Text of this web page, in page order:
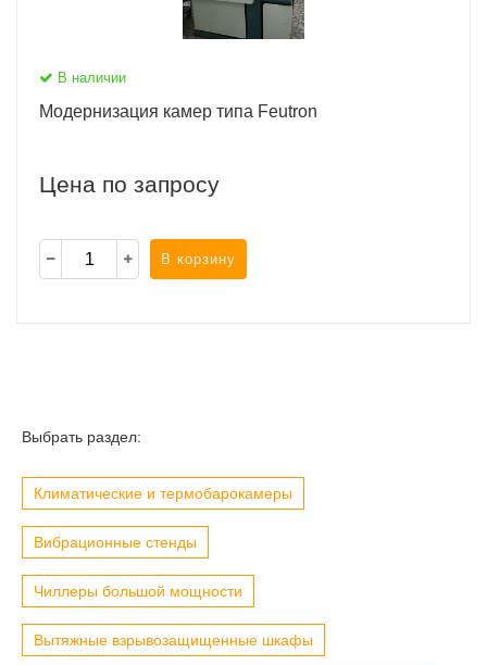
В наличии
Модернизация камер типа Feutron
Цена по запросу
В корзину
Выбрать раздел:
Климатические и термобарокамеры
Вибрационные стенды
Чиллеры большой мощности
Вытяжные взрывозащищенные шкафы